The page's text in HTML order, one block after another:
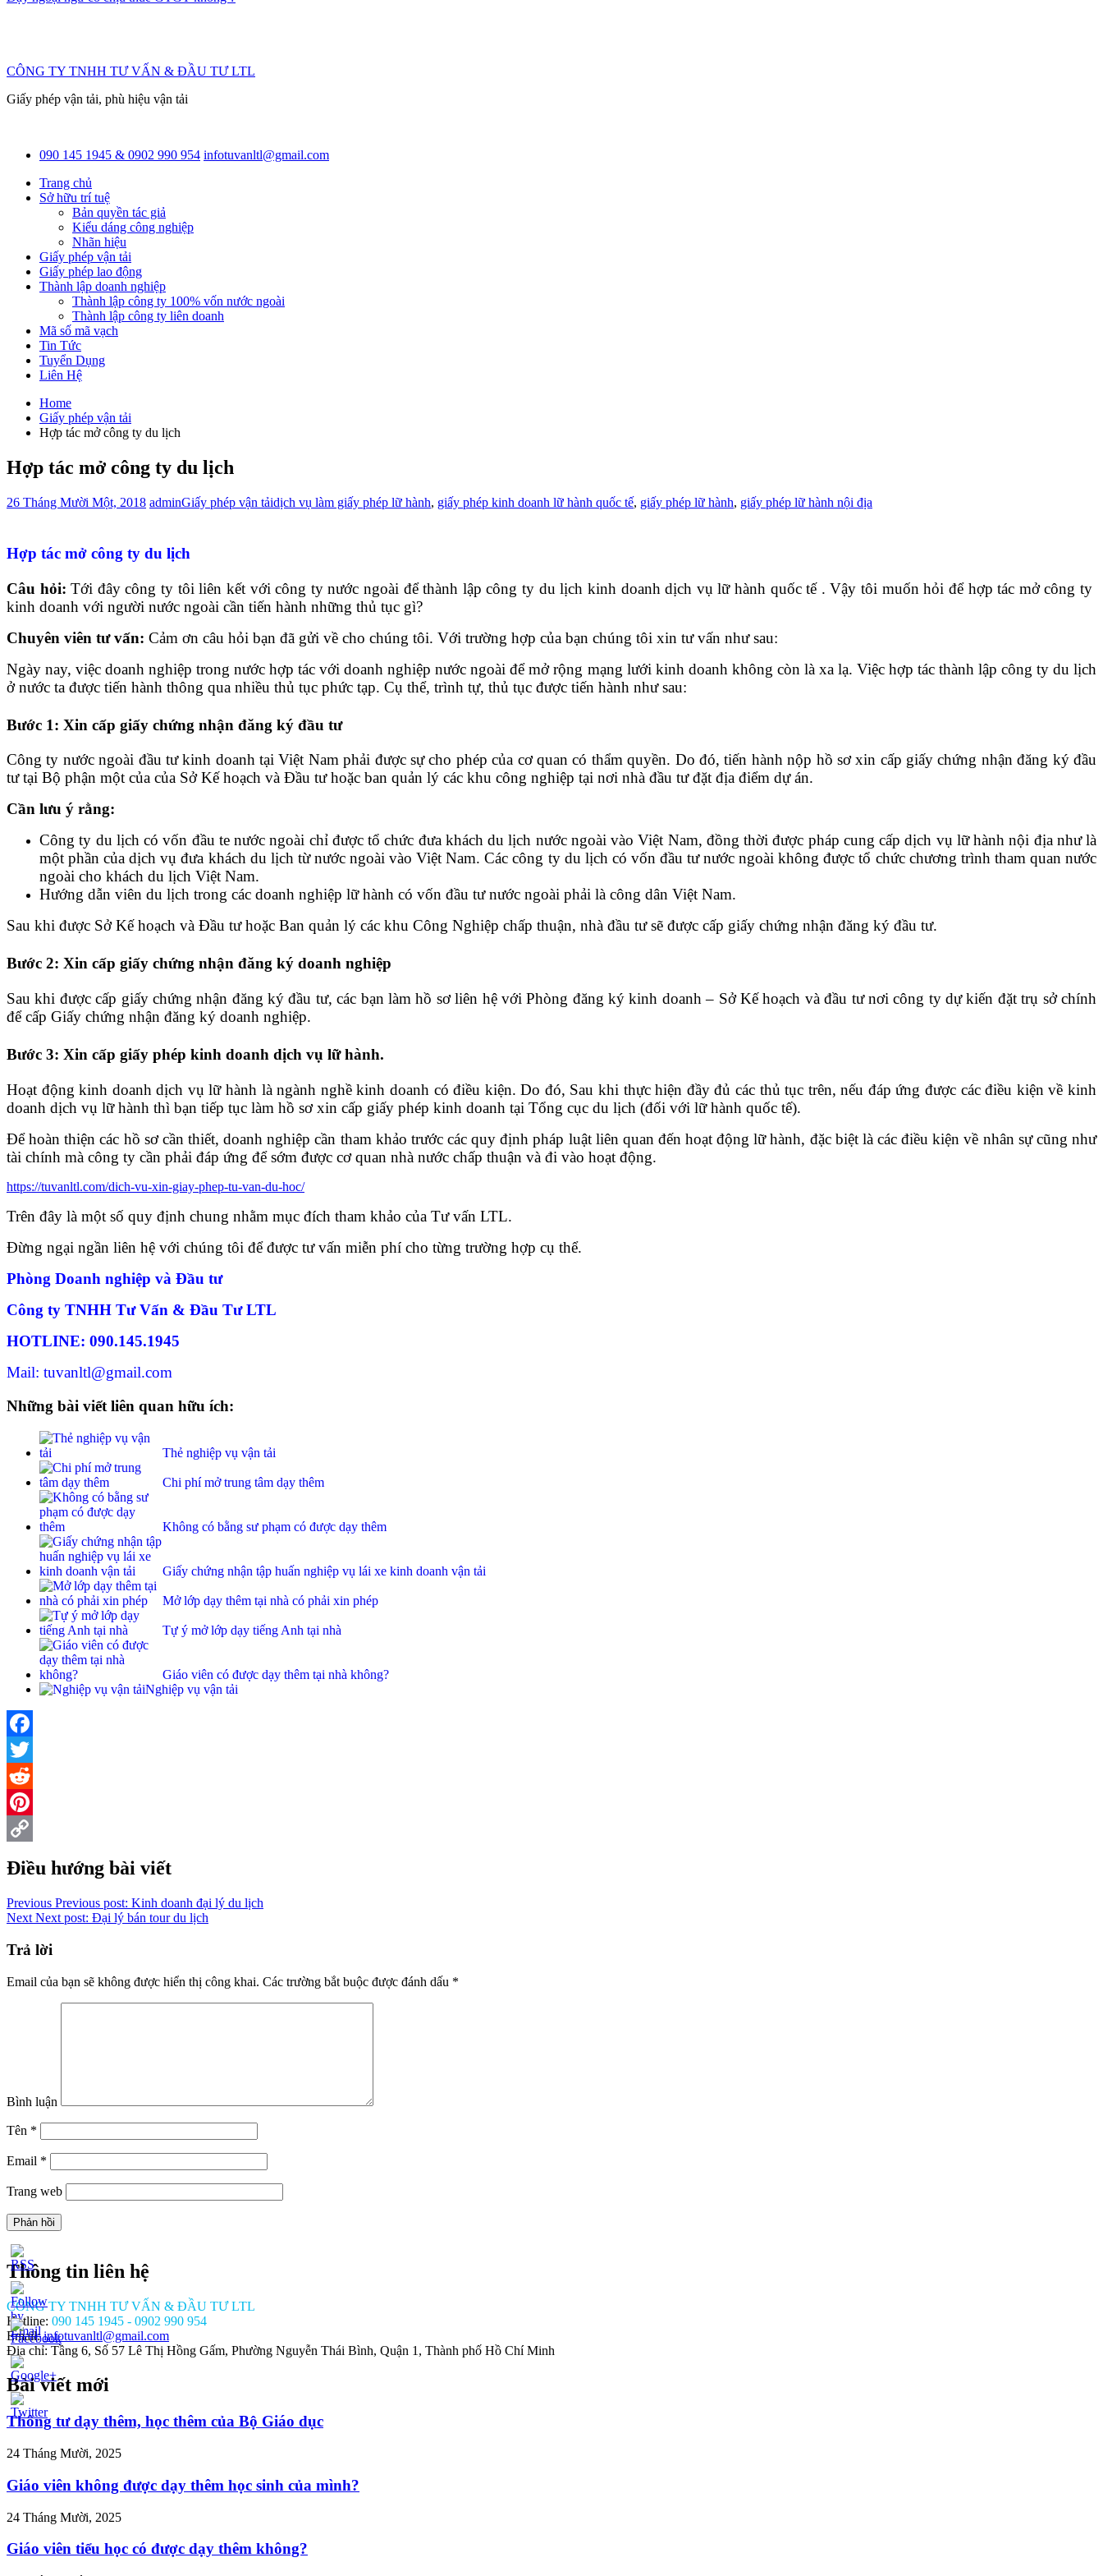
CÔNG TY TNHH TƯ VẤN & ĐẦU TƯ LTL
Giấy phép vận tải, phù hiệu vận tải
090 145 1945 & 0902 990 954 infotuvanltl@gmail.com
Trang chủ
Sở hữu trí tuệ
Bản quyền tác giả
Kiểu dáng công nghiệp
Nhãn hiệu
Giấy phép vận tải
Giấy phép lao động
Thành lập doanh nghiệp
Thành lập công ty 100% vốn nước ngoài
Thành lập công ty liên doanh
Mã số mã vạch
Tin Tức
Tuyển Dụng
Liên Hệ
Home
Giấy phép vận tải
Hợp tác mở công ty du lịch
Hợp tác mở công ty du lịch
26 Tháng Mười Một, 2018 adminGiấy phép vận tảidịch vụ làm giấy phép lữ hành, giấy phép kinh doanh lữ hành quốc tế, giấy phép lữ hành, giấy phép lữ hành nội địa
Hợp tác mở công ty du lịch
Câu hỏi: Tới đây công ty tôi liên kết với công ty nước ngoài để thành lập công ty du lịch kinh doanh dịch vụ lữ hành quốc tế . Vậy tôi muốn hỏi để hợp tác mở công ty
kinh doanh với người nước ngoài cần tiến hành những thủ tục gì?
Chuyên viên tư vấn: Cảm ơn câu hỏi bạn đã gửi về cho chúng tôi. Với trường hợp của bạn chúng tôi xin tư vấn như sau:
Ngày nay, việc doanh nghiệp trong nước hợp tác với doanh nghiệp nước ngoài để mở rộng mạng lưới kinh doanh không còn là xa lạ. Việc hợp tác thành lập công ty du lịch
ở nước ta được tiến hành thông qua nhiều thủ tục phức tạp. Cụ thể, trình tự, thủ tục được tiến hành như sau:
Bước 1: Xin cấp giấy chứng nhận đăng ký đầu tư
Công ty nước ngoài đầu tư kinh doanh tại Việt Nam phải được sự cho phép của cơ quan có thẩm quyền. Do đó, tiến hành nộp hồ sơ xin cấp giấy chứng nhận đăng ký đầu
tư tại Bộ phận một của của Sở Kế hoạch và Đầu tư hoặc ban quản lý các khu công nghiệp tại nơi nhà đầu tư đặt địa điểm dự án.
Cần lưu ý rằng:
Công ty du lịch có vốn đầu te nước ngoài chỉ được tổ chức đưa khách du lịch nước ngoài vào Việt Nam, đồng thời được pháp cung cấp dịch vụ lữ hành nội địa như là
một phần của dịch vụ đưa khách du lịch từ nước ngoài vào Việt Nam. Các công ty du lịch có vốn đầu tư nước ngoài không được tổ chức chương trình tham quan nước
ngoài cho khách du lịch Việt Nam.
Hướng dẫn viên du lịch trong các doanh nghiệp lữ hành có vốn đầu tư nước ngoài phải là công dân Việt Nam.
Sau khi được Sở Kế hoạch và Đầu tư hoặc Ban quản lý các khu Công Nghiệp chấp thuận, nhà đầu tư sẽ được cấp giấy chứng nhận đăng ký đầu tư.
Bước 2: Xin cấp giấy chứng nhận đăng ký doanh nghiệp
Sau khi được cấp giấy chứng nhận đăng ký đầu tư, các bạn làm hồ sơ liên hệ với Phòng đăng ký kinh doanh – Sở Kế hoạch và đầu tư nơi công ty dự kiến đặt trụ sở chính
để cấp Giấy chứng nhận đăng ký doanh nghiệp.
Bước 3: Xin cấp giấy phép kinh doanh dịch vụ lữ hành.
Hoạt động kinh doanh dịch vụ lữ hành là ngành nghề kinh doanh có điều kiện. Do đó, Sau khi thực hiện đầy đủ các thủ tục trên, nếu đáp ứng được các điều kiện về kinh
doanh dịch vụ lữ hành thì bạn tiếp tục làm hồ sơ xin cấp giấy phép kinh doanh tại Tổng cục du lịch (đối với lữ hành quốc tế).
Để hoàn thiện các hồ sơ cần thiết, doanh nghiệp cần tham khảo trước các quy định pháp luật liên quan đến hoạt động lữ hành, đặc biệt là các điều kiện về nhân sự cũng như
tài chính mà công ty cần phải đáp ứng để sớm được cơ quan nhà nước chấp thuận và đi vào hoạt động.
https://tuvanltl.com/dich-vu-xin-giay-phep-tu-van-du-hoc/
Trên đây là một số quy định chung nhằm mục đích tham khảo của Tư vấn LTL.
Đừng ngại ngần liên hệ với chúng tôi để được tư vấn miễn phí cho từng trường hợp cụ thể.
Phòng Doanh nghiệp và Đầu tư
Công ty TNHH Tư Vấn & Đầu Tư LTL
HOTLINE: 090.145.1945
Mail: tuvanltl@gmail.com
Những bài viết liên quan hữu ích:
Thẻ nghiệp vụ vận tải
Chi phí mở trung tâm dạy thêm
Không có bằng sư phạm có được dạy thêm
Giấy chứng nhận tập huấn nghiệp vụ lái xe kinh doanh vận tải
Mở lớp dạy thêm tại nhà có phải xin phép
Tự ý mở lớp dạy tiếng Anh tại nhà
Giáo viên có được dạy thêm tại nhà không?
Nghiệp vụ vận tải
Facebook
Twitter
Reddit
Pinterest
Điều hướng bài viết
Previous Previous post: Kinh doanh đại lý du lịch
Next Next post: Đại lý bán tour du lịch
Trả lời
Email của bạn sẽ không được hiển thị công khai. Các trường bắt buộc được đánh dấu *
Bình luận
Tên *
Email *
Trang web
hop-
Thông tin liên hệ
CÔNG TY TNHH TƯ VẤN & ĐẦU TƯ LTL
Hotline: 090 145 1945 - 0902 990 954
Email:infotuvanltl@gmail.com
Địa chỉ: Tầng 6, Số 57 Lê Thị Hồng Gấm, Phường Nguyễn Thái Bình, Quận 1, Thành phố Hồ Chí Minh
Bài viết mới
Thông tư dạy thêm, học thêm của Bộ Giáo dục
24 Tháng Mười, 2025
Giáo viên không được dạy thêm học sinh của mình?
24 Tháng Mười, 2025
Giáo viên tiểu học có được dạy thêm không?